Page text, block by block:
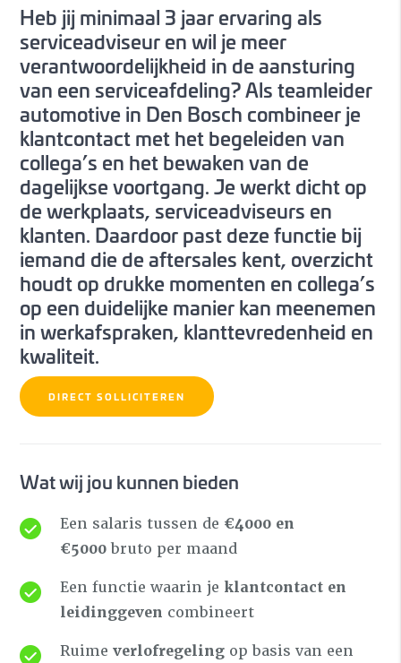
Heb jij minimaal 3 jaar ervaring als
serviceadviseur en wil je meer
verantwoordelijkheid in de aansturing
van een serviceafdeling? Als teamleider
automotive in Den Bosch combineer je
klantcontact met het begeleiden van
collega’s en het bewaken van de
dagelijkse voortgang. Je werkt dicht op
de werkplaats, serviceadviseurs en
klanten. Daardoor past deze functie bij
iemand die de aftersales kent, overzicht
houdt op drukke momenten en collega’s
op een duidelijke manier kan meenemen
in werkafspraken, klanttevredenheid en
kwaliteit.
DIRECT SOLLICITEREN
Wat wij jou kunnen bieden
Een salaris tussen de €4000 en
€5000bruto per maand
Een functie waarin je klantcontact en
leidinggeven combineert
Ruimeverlofregeling op basis van een